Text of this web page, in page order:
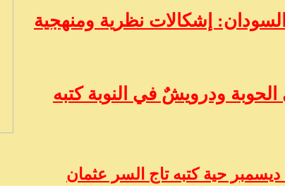
إشكالات نظرية ومنهجية
ودرويشٌ في النوبة كتبه
حية كتبه تاج السر عثمان